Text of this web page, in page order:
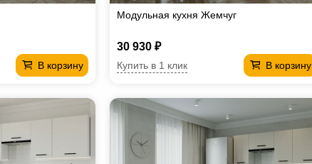
В корзину
Модульная кухня Жемчуг
30 930 ₽
В корзину
Купить в 1 клик